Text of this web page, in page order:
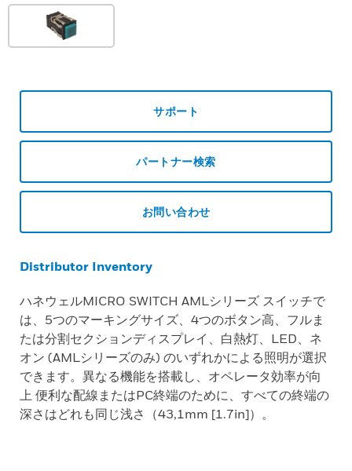
サポート
パートナー検索
お問い合わせ
Distributor Inventory
ハネウェルMICRO SWITCH AMLシリーズ スイッチで
は、5つのマーキングサイズ、4つのボタン高、フルま
たは分割セクションディスプレイ、白熱灯、LED、ネ
オン (AMLシリーズのみ) のいずれかによる照明が選択
できます。異なる機能を搭載し、オペレータ効率が向
上 便利な配線またはPC終端のために、すべての終端の
深さはどれも同じ浅さ（43,1mm [1.7in]）。